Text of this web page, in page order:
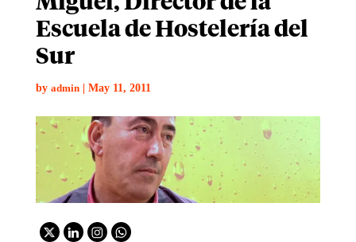
Escuela de Hostelería del
Sur
by admin| May 11, 2011